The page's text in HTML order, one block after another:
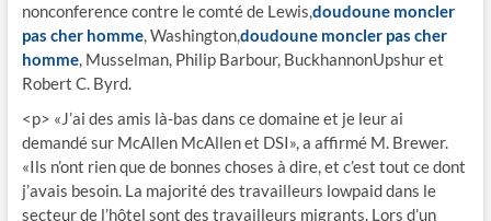
nonconference contre le comté de Lewis,doudoune moncler
pas cher homme, Washington,doudoune moncler pas cher
homme, Musselman, Philip Barbour, BuckhannonUpshur et
Robert C. Byrd.
<p> «J’ai des amis là-bas dans ce domaine et je leur ai
demandé sur McAllen McAllen et DSI», a affirmé M. Brewer.
«Ils n’ont rien que de bonnes choses à dire, et c’est tout ce dont
j’avais besoin. La majorité des travailleurs lowpaid dans le
secteur de l’hôtel sont des travailleurs migrants. Lors d’un